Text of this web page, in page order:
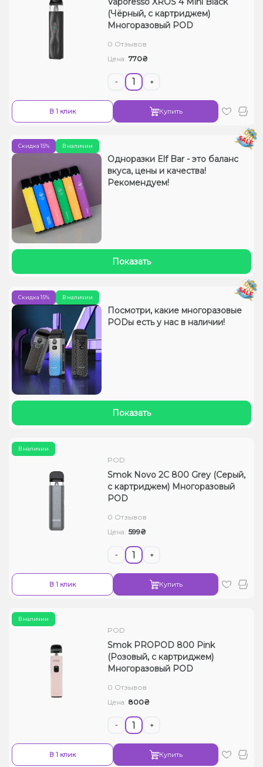
(Чёрный, с картриджем)
Многоразовый POD
0 Отзывов
Цена: 770₴
- +
В 1 клик Купить
В наличии
Скидка 15%
Одноразки Elf Bar - это баланс
вкуса, цены и качества!
Рекомендуем!
Показать
В наличии
Скидка 15%
Посмотри, какие многоразовые
PODы есть у нас в наличии!
Показать
В наличии
POD
Smok Novo 2C 800 Grey (Серый,
с картриджем) Многоразовый
POD
0 Отзывов
Цена: 599₴
- +
В 1 клик Купить
В наличии
POD
Smok PROPOD 800 Pink
(Розовый, с картриджем)
Многоразовый POD
0 Отзывов
Цена: 800₴
- +
В 1 клик Купить